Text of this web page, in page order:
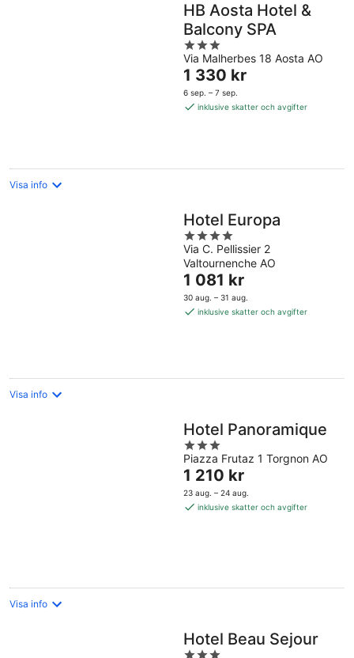
HB Aosta Hotel &
Balcony SPA
3
out
of
5
Via Malherbes 18 Aosta AO
Priset
är
1 330 kr
1 330 kr
6 sep. – 7 sep.
inklusive skatter och avgifter
Visa info
Hotel Europa
4
out
of
5
Via C. Pellissier 2
Valtournenche AO
Priset
är
1 081 kr
1 081 kr
30 aug. – 31 aug.
inklusive skatter och avgifter
Visa info
Hotel Panoramique
3
out
of
5
Piazza Frutaz 1 Torgnon AO
Priset
är
1 210 kr
1 210 kr
23 aug. – 24 aug.
inklusive skatter och avgifter
Visa info
Hotel Beau Sejour